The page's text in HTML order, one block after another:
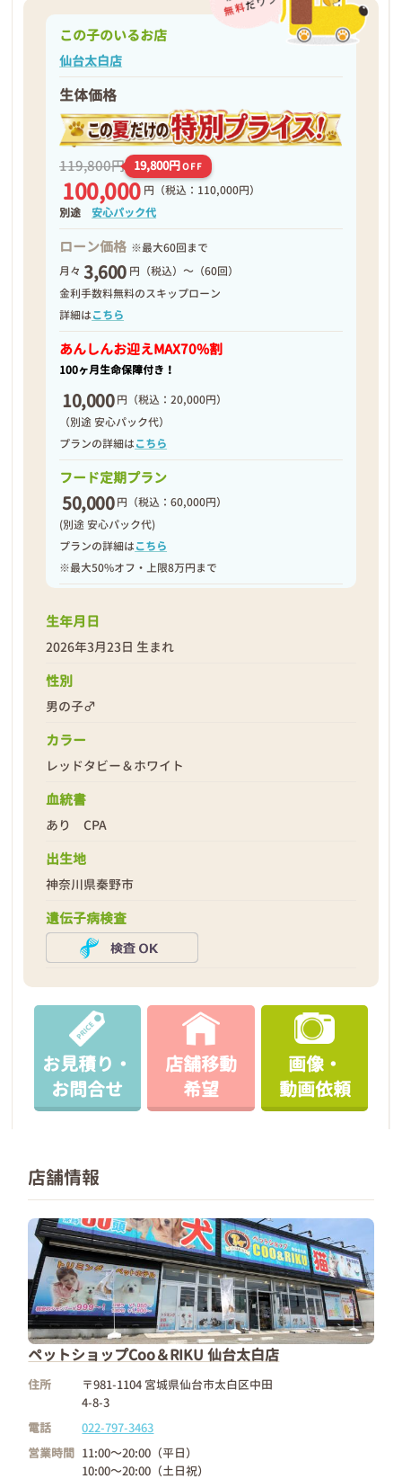
2026年03月26日
2026年03月26日
この子のいるお店
仙台太白店
生体価格
119,800円 19,800円OFF
100,000 円 （税込：110,000円）
別途安心パック代
ローン価格 ※最大60回まで
月々 3,600 円（税込）～（60回）
金利手数料無料のスキップローン
詳細はこちら
あんしんお迎えMAX70%割
100ヶ月生命保障付き！
10,000 円 （税込：20,000円）
（別途 安心パック代）
プランの詳細はこちら
フード定期プラン
50,000 円 （税込：60,000円）
(別途 安心パック代)
プランの詳細はこちら
※最大50%オフ・上限8万円まで
生年月日
2026年3月23日 生まれ
性別
男の子♂
カラー
レッドタビー＆ホワイト
血統書
あり CPA
出生地
神奈川県秦野市
遺伝子病検査
お見積り・
お問合せ
店舗移動
希望
画像・
動画依頼
店舗情報
ペットショップCoo＆RIKU 仙台太白店
住所
〒981-1104 宮城県仙台市太白区中田
4-8-3
電話
022-797-3463
営業時間 11:00～20:00（平日）
10:00～20:00（土日祝）